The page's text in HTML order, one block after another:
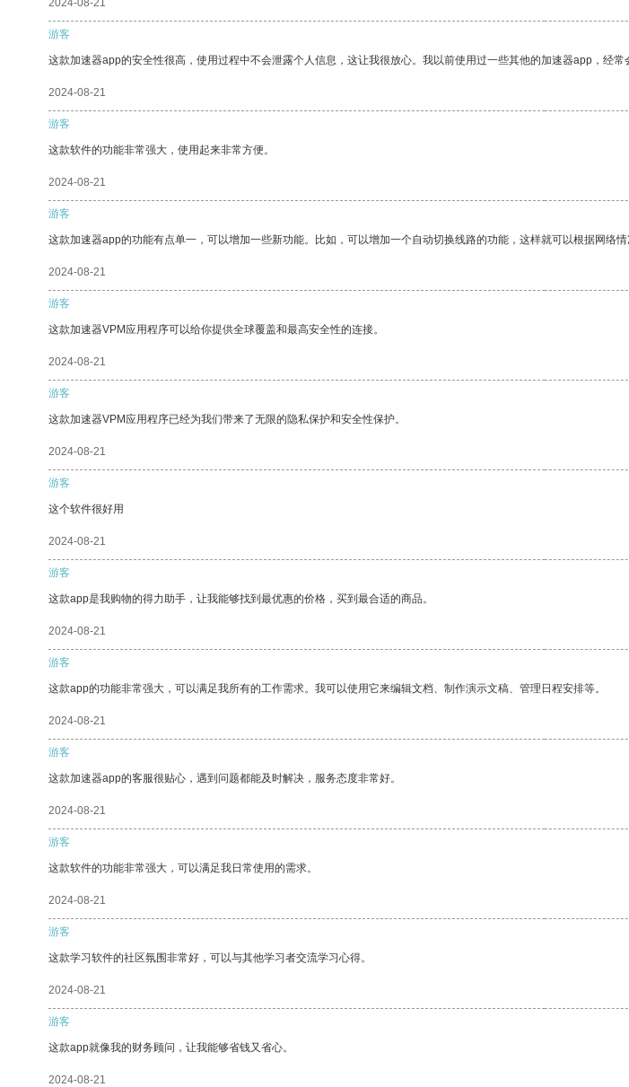
2024-08-21
游客
这款加速器app的安全性很高，使用过程中不会泄露个人信息，这让我很放心。我以前使用过一些其他的加速器app，经常
2024-08-21
游客
这款软件的功能非常强大，使用起来非常方便。
2024-08-21
游客
这款加速器app的功能有点单一，可以增加一些新功能。比如，可以增加一个自动切换线路的功能，这样就可以根据网络
2024-08-21
游客
这款加速器VPM应用程序可以给你提供全球覆盖和最高安全性的连接。
2024-08-21
游客
这款加速器VPM应用程序已经为我们带来了无限的隐私保护和安全性保护。
2024-08-21
游客
这个软件很好用
2024-08-21
游客
这款app是我购物的得力助手，让我能够找到最优惠的价格，买到最合适的商品。
2024-08-21
游客
这款app的功能非常强大，可以满足我所有的工作需求。我可以使用它来编辑文档、制作演示文稿、管理日程安排等。
2024-08-21
游客
这款加速器app的客服很贴心，遇到问题都能及时解决，服务态度非常好。
2024-08-21
游客
这款软件的功能非常强大，可以满足我日常使用的需求。
2024-08-21
游客
这款学习软件的社区氛围非常好，可以与其他学习者交流学习心得。
2024-08-21
游客
这款app就像我的财务顾问，让我能够省钱又省心。
2024-08-21